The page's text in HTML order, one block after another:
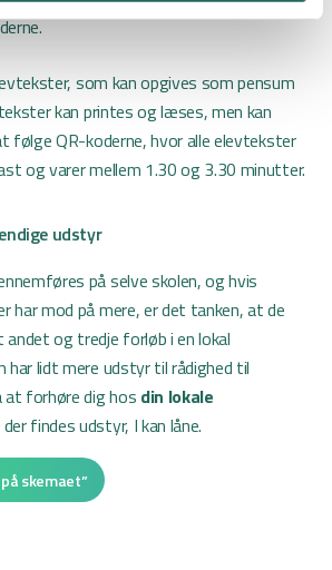
som kan opgives som pensum
kan printes og læses, men kan
følge QR-koderne, hvor alle elevtekster
og varer mellem 1.30 og 3.30 minutter.
udstyr
på selve skolen, og hvis
mod på mere, er det tanken, at de
og tredje forløb i en lokal
lidt mere udstyr til rådighed til
at forhøre dig hos din lokale
findes udstyr, I kan låne.
skemaet”